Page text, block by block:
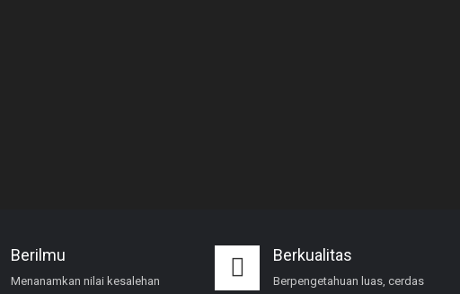
Berilmu
Menanamkan nilai kesalehan
Berkualitas
Berpengetahuan luas, cerdas